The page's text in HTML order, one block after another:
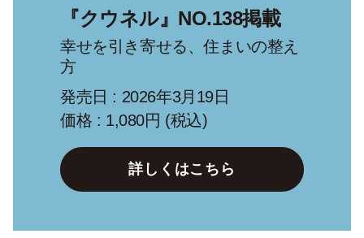
『クウネル』NO.138掲載
幸せを引き寄せる、住まいの整え
方
発売日 : 2026年3月19日
価格 : 1,080円 (税込)
詳しくはこちら